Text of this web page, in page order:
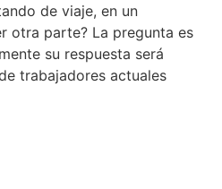
de viaje, en un
otra parte? La pregunta es
su respuesta será
trabajadores actuales